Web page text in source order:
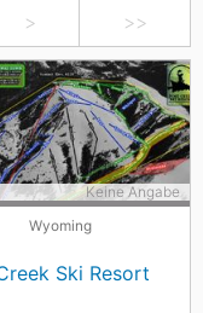
> >>
Wyoming
Ski Resort
Keine Angabe